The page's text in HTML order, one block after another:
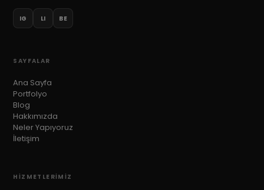
IG LI BE
SAYFALAR
Ana Sayfa
Portfolyo
Blog
Hakkımızda
Neler Yapıyoruz
İletişim
HIZMETLERIMIZ